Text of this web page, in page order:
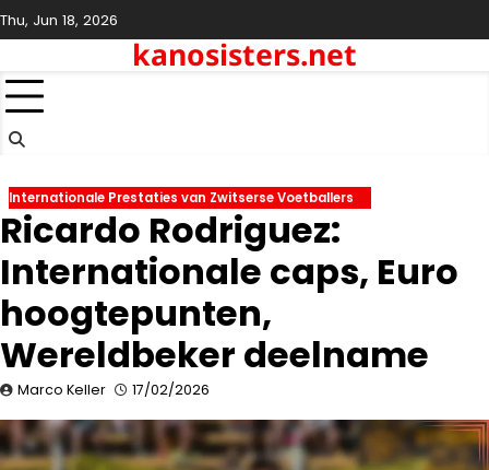
Skip
to
Thu, Jun 18, 2026
kanosisters.net
Internationale Prestaties van Zwitserse Voetballers
Ricardo Rodriguez:
Internationale caps, Euro
hoogtepunten,
Wereldbeker deelname
Marco Keller 17/02/2026